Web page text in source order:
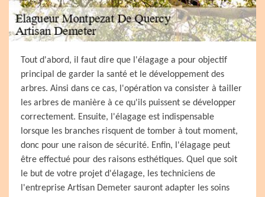
Tout d'abord, il faut dire que l'élagage a pour objectif
principal de garder la santé et le développement des
arbres. Ainsi dans ce cas, l'opération va consister à tailler
les arbres de manière à ce qu'ils puissent se développer
correctement. Ensuite, l'élagage est indispensable
lorsque les branches risquent de tomber à tout moment,
donc pour une raison de sécurité. Enfin, l'élagage peut
être effectué pour des raisons esthétiques. Quel que soit
le but de votre projet d'élagage, les techniciens de
l'entreprise Artisan Demeter sauront adapter les soins